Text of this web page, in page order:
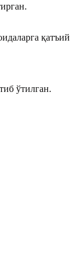
қатъий
ўтилган.